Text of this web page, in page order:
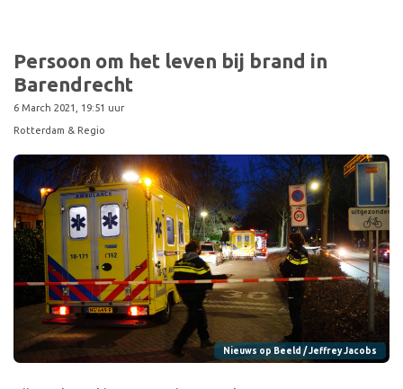
Persoon om het leven bij brand in
Barendrecht
6 March 2021, 19:51 uur
Rotterdam & Regio
Nieuws op Beeld / Jeffrey Jacobs